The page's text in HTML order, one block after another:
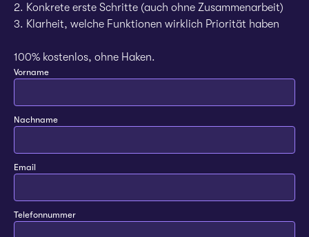
2. Konkrete erste Schritte (auch ohne Zusammenarbeit)
3. Klarheit, welche Funktionen wirklich Priorität haben
100% kostenlos, ohne Haken.
Vorname
Nachname
Email
Telefonnummer